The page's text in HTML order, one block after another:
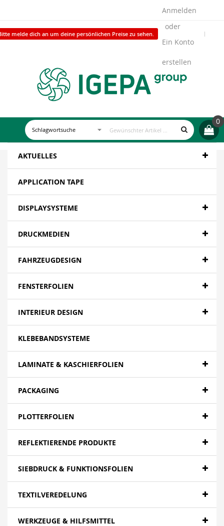
melde dich an um deine persönlichen Preise zu sehen.
Anmelden
Ein Konto
erstellen
0
AKTUELLES
APPLICATION TAPE
DISPLAYSYSTEME
DRUCKMEDIEN
FAHRZEUGDESIGN
FENSTERFOLIEN
INTERIEUR DESIGN
KLEBEBANDSYSTEME
LAMINATE & KASCHIERFOLIEN
PACKAGING
PLOTTERFOLIEN
REFLEKTIERENDE PRODUKTE
SIEBDRUCK & FUNKTIONSFOLIEN
TEXTILVEREDELUNG
WERKZEUGE & HILFSMITTEL